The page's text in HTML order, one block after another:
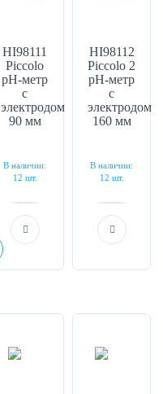
HI98111
Piccolo
рН-метр
с
электродом
90 мм
В наличии:
12 шт.
HI98112
Piccolo 2
рН-метр
с
электродом
160 мм
В наличии:
12 шт.